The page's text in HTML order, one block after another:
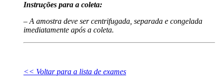
Instruções para a coleta:
– A amostra deve ser centrifugada, separada e congelada
imediatamente após a coleta.
<< Voltar para a lista de exames